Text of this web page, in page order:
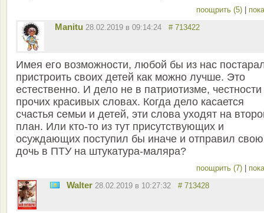
поощрить (5)
Manitu 28.02.2019 в 09:14:24 # 713422
Имея его возможности, любой бы из нас
пристроить своих детей как можно лучше. Это
естественно. И дело не в патриотизме, честности
прочих красивых словах. Когда дело касается
счастья семьи и детей, эти слова уходят на
план. Или кто-то из тут присутствующих и
осуждающих поступил бы иначе и отправил свою
дочь в ПТУ на штукатура-маляра?
поощрить (7)
Walter 28.02.2019 в 10:27:32 # 713428